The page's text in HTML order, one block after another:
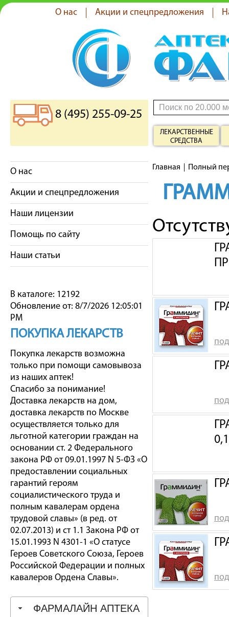
О нас Акции и спецпредложения
8 (495) 255-09-25
ЛЕКАРСТВЕННЫЕ
СРЕДСТВА
О нас
Акции и спецпредложения
Наши лицензии
Помощь по сайту
Наши статьи
В каталоге: 12192
Обновление от: 8/7/2026 12:05:01
PM
ПОКУПКА ЛЕКАРСТВ
Покупка лекарств возможна
только при помощи самовывоза
из наших аптек!
Спасибо за понимание!
Доставка лекарств на дом,
доставка лекарств по Москве
осуществляется только для
льготной категории граждан на
основании ст. 2 Федерального
закона РФ от 09.01.1997 N 5-ФЗ «О
предоставлении социальных
гарантий героям
социалистического труда и
полным кавалерам ордена
трудовой славы» (в ред. от
02.07.2013) и ст 1.1 Закона РФ от
15.01.1993 N 4301-1 «О статусе
Героев Советского Союза, Героев
Российской Федерации и полных
кавалеров Ордена Славы».
ФАРМАЛАЙН АПТЕКА
Главная Полный